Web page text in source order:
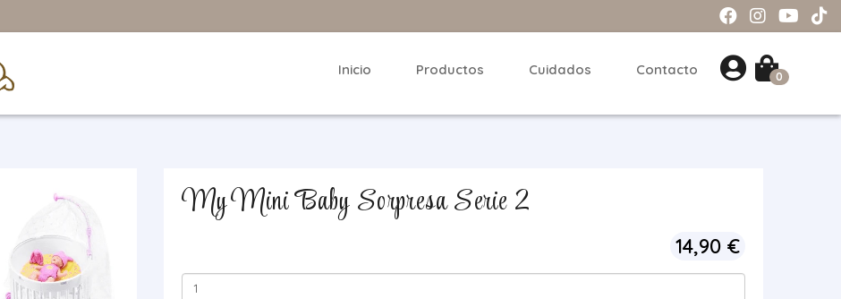
0
Inicio Productos Cuidados Contacto
My Mini Baby Sorpresa Serie 2
14,90 €
My